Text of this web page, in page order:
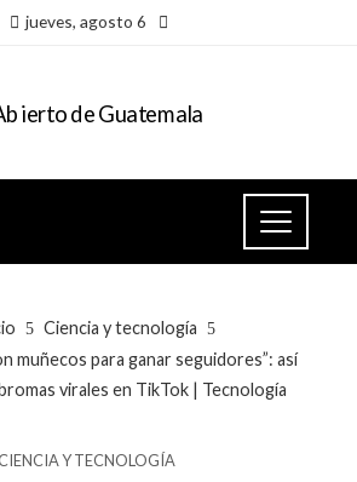
jueves, agosto 6
Ciencia y tecnología
muñecos para ganar seguidores”: así
virales en TikTok | Tecnología
CIENCIA Y TECNOLOGÍA